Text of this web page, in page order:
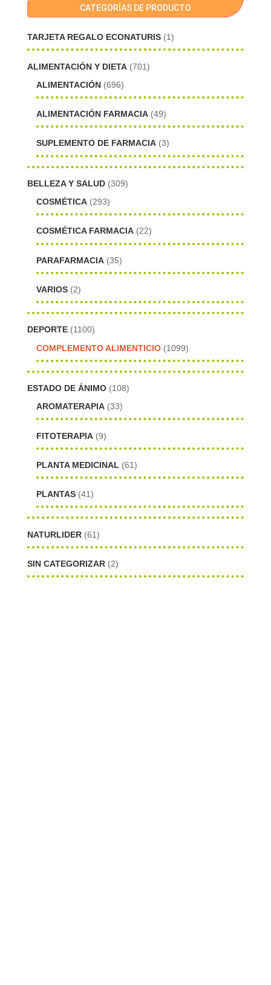
CATEGORÍAS DE PRODUCTO
TARJETA REGALO ECONATURIS (1)
ALIMENTACIÓN Y DIETA (701)
ALIMENTACIÓN (696)
ALIMENTACIÓN FARMACIA (49)
SUPLEMENTO DE FARMACIA (3)
BELLEZA Y SALUD (309)
COSMÉTICA (293)
COSMÉTICA FARMACIA (22)
PARAFARMACIA (35)
VARIOS (2)
DEPORTE (1100)
COMPLEMENTO ALIMENTICIO (1099)
ESTADO DE ÁNIMO (108)
AROMATERAPIA (33)
FITOTERAPIA (9)
PLANTA MEDICINAL (61)
PLANTAS (41)
NATURLIDER (61)
SIN CATEGORIZAR (2)